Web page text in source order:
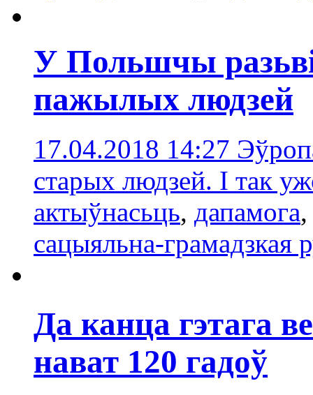
У Польшчы
пажылых людзей
17.04.2018 14:27
старых людзей. І так
актыўнасьць, дапамога
сацыяльна-грамадзкая
Да канца гэтага
нават 120 гадоў